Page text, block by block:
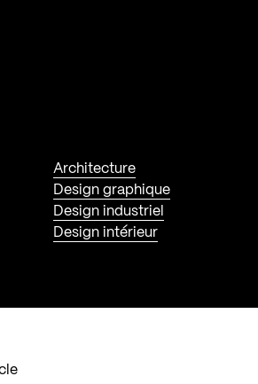
Architecture
Design graphique
Design industriel
Design intérieur